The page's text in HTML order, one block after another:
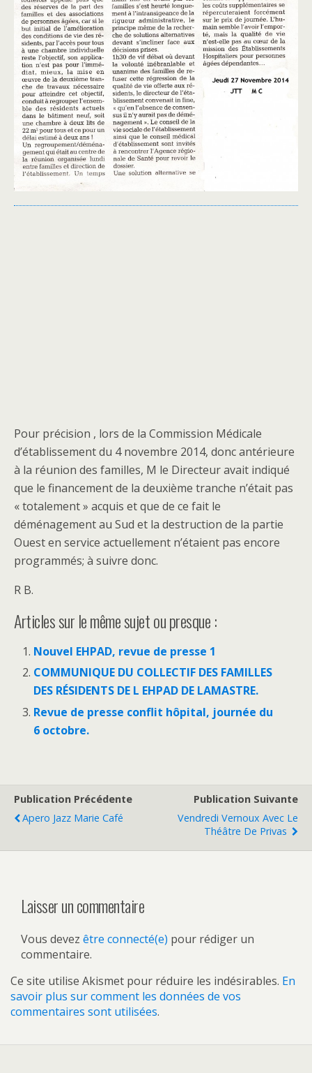
Pour précision , lors de la Commission Médicale
d’établissement du 4 novembre 2014, donc antérieure
à la réunion des familles, M le Directeur avait indiqué
que le financement de la deuxième tranche n’était pas
« totalement » acquis et que de ce fait le
déménagement au Sud et la destruction de la partie
Ouest en service actuellement n’étaient pas encore
programmés; à suivre donc.
R B.
Articles sur le même sujet ou presque :
Nouvel EHPAD, revue de presse 1
COMMUNIQUE DU COLLECTIF DES FAMILLES
DES RÉSIDENTS DE L EHPAD DE LAMASTRE.
Revue de presse conflit hôpital, journée du
6 octobre.
Publication Précédente
Apero Jazz Marie Café
Publication Suivante
Vendredi Vernoux Avec Le
Théâtre De Privas
Laisser un commentaire
Vous devez être connecté(e) pour rédiger un
commentaire.
Ce site utilise Akismet pour réduire les indésirables. En
savoir plus sur comment les données de vos
commentaires sont utilisées.